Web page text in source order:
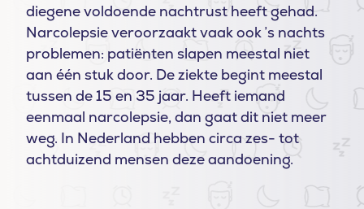
diegene voldoende nachtrust heeft gehad.
Narcolepsie veroorzaakt vaak ook ’s nachts
problemen: patiënten slapen meestal niet
aan één stuk door. De ziekte begint meestal
tussen de 15 en 35 jaar. Heeft iemand
eenmaal narcolepsie, dan gaat dit niet meer
weg. In Nederland hebben circa zes- tot
achtduizend mensen deze aandoening.